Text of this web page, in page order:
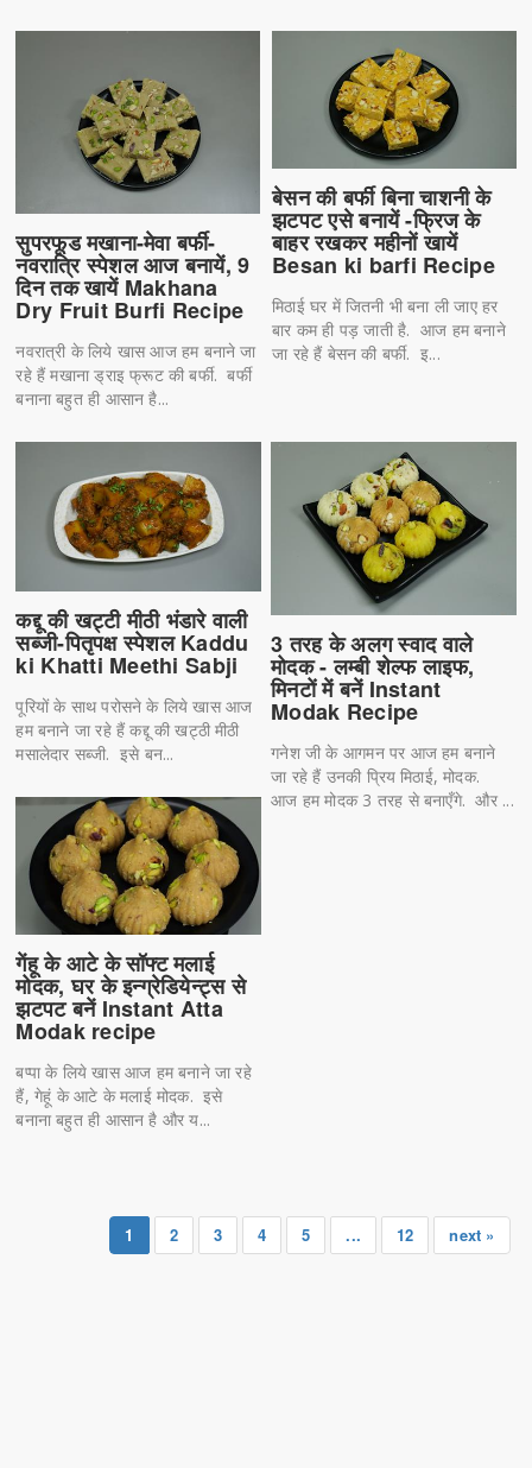
सुपरफूड मखाना-मेवा बर्फी-
नवरात्रि स्पेशल आज बनायें, 9
दिन तक खायें Makhana
Dry Fruit Burfi Recipe
नवरात्री के लिये खास आज हम बनाने जा
रहे हैं मखाना ड्राइ फ्रूट की बर्फी. बर्फी
बनाना बहुत ही आसान है...
बेसन की बर्फी बिना चाशनी के
झटपट एसे बनायें -फ्रिज के
बाहर रखकर महीनों खायें
Besan ki barfi Recipe
मिठाई घर में जितनी भी बना ली जाए हर
बार कम ही पड़ जाती है. आज हम बनाने
जा रहे हैं बेसन की बर्फी. इ...
कद्दू की खट्टी मीठी भंडारे वाली
सब्जी-पितृपक्ष स्पेशल Kaddu
ki Khatti Meethi Sabji
पूरियों के साथ परोसने के लिये खास आज
हम बनाने जा रहे हैं कद्दू की खट्ठी मीठी
मसालेदार सब्जी. इसे बन...
3 तरह के अलग स्वाद वाले
मोदक - लम्बी शेल्फ लाइफ,
मिनटों में बनें Instant
Modak Recipe
गनेश जी के आगमन पर आज हम बनाने
जा रहे हैं उनकी प्रिय मिठाई, मोदक.
आज हम मोदक 3 तरह से बनाएँगे. और ...
गेंहू के आटे के सॉफ्ट मलाई
मोदक, घर के इन्ग्रेडियेन्ट्स से
झटपट बनें Instant Atta
Modak recipe
बप्पा के लिये खास आज हम बनाने जा रहे
हैं, गेहूं के आटे के मलाई मोदक. इसे
बनाना बहुत ही आसान है और य...
1 2 3 4 5 ... 12 next »